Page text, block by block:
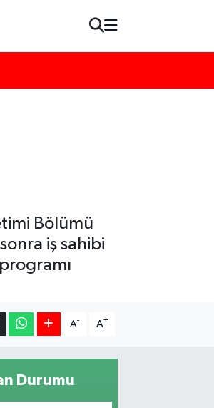
Bölümü
iş sahibi
A- A+
Durumu